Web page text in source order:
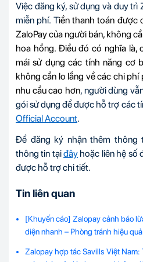
Việc đăng ký, sử dụng và duy trì
miễn phí. Tiền thanh toán được
ZaloPay của người bán, không
hoa hồng. Điều đó có nghĩa là,
mái sử dụng các tính năng cơ
không cần lo lắng về các chi phí
nhu cầu cao hơn, người dùng
gói sử dụng để được hỗ trợ các
Official Account.
Để đăng ký nhận thêm thông
thông tin tạiđây hoặc liên hệ số
được hỗ trợ chi tiết.
Tin liên quan
[Khuyến cáo] Zalopay cảnh báo
diện nhanh – Phòng tránh hiệu quả
Zalopay hợp tác Savills Việt